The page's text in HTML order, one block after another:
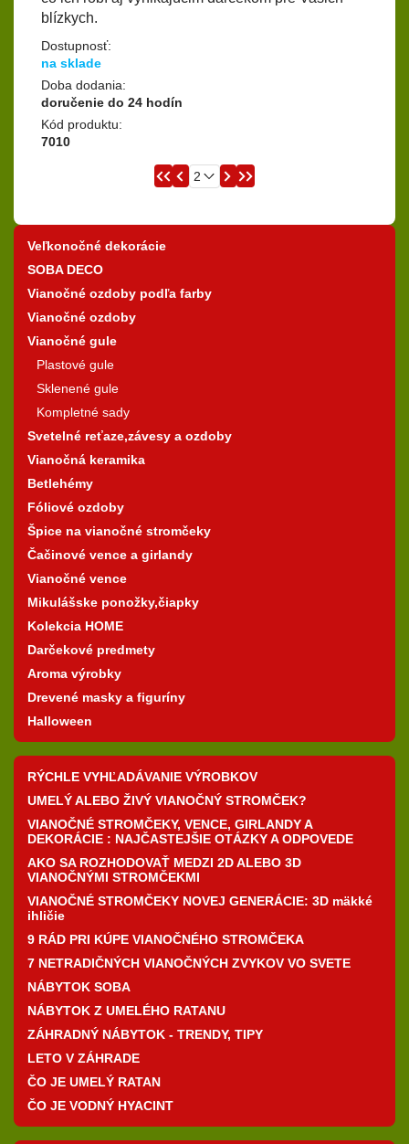
blízkych.
Dostupnosť:
na sklade
Doba dodania:
doručenie do 24 hodín
Kód produktu:
7010
Veľkonočné dekorácie
SOBA DECO
Vianočné ozdoby podľa farby
Vianočné ozdoby
Vianočné gule
Plastové gule
Sklenené gule
Kompletné sady
Svetelné reťaze,závesy a ozdoby
Vianočná keramika
Betlehémy
Fóliové ozdoby
Špice na vianočné stromčeky
Čačinové vence a girlandy
Vianočné vence
Mikulášske ponožky,čiapky
Kolekcia HOME
Darčekové predmety
Aroma výrobky
Drevené masky a figuríny
Halloween
RÝCHLE VYHĽADÁVANIE VÝROBKOV
UMELÝ ALEBO ŽIVÝ VIANOČNÝ STROMČEK?
VIANOČNÉ STROMČEKY, VENCE, GIRLANDY A
DEKORÁCIE : NAJČASTEJŠIE OTÁZKY A ODPOVEDE
AKO SA ROZHODOVAŤ MEDZI 2D ALEBO 3D
VIANOČNÝMI STROMČEKMI
VIANOČNÉ STROMČEKY NOVEJ GENERÁCIE: 3D mäkké
ihličie
9 RÁD PRI KÚPE VIANOČNÉHO STROMČEKA
7 NETRADIČNÝCH VIANOČNÝCH ZVYKOV VO SVETE
NÁBYTOK SOBA
NÁBYTOK Z UMELÉHO RATANU
ZÁHRADNÝ NÁBYTOK - TRENDY, TIPY
LETO V ZÁHRADE
ČO JE UMELÝ RATAN
ČO JE VODNÝ HYACINT